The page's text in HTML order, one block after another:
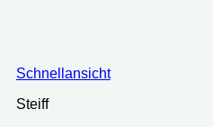
Schnellansicht
Steiff